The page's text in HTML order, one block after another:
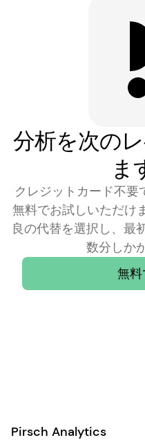
分析を次の
ま
クレジットカード不
無料でお試しいただけ
良の代替を選択し、最
数分しか
無
Pirsch Analytics